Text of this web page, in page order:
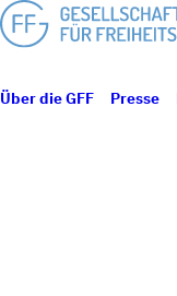
Über die GFF Presse